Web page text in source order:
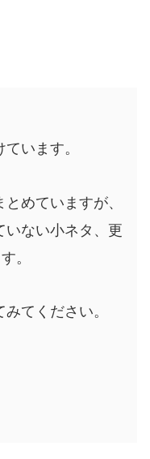
います。
めていますが、
いない小ネタ、更
。
てください。